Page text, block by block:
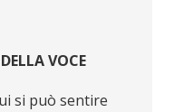
VOCE
si può sentire